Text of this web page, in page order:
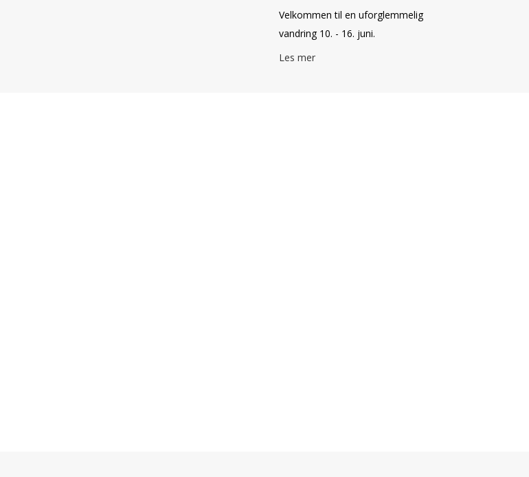
Velkommen til en uforglemmelig
vandring 10. - 16. juni.
Les mer